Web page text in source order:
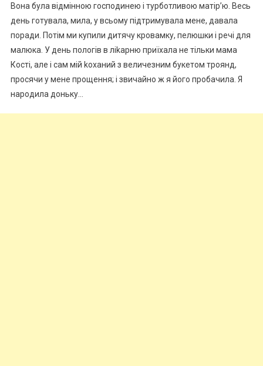
Вона була відмінною господинею і турботливою матір’ю. Весь
день готувала, мила, у всьому підтримувала мене, давала
поради. Потім ми купили дитячу кровамку, пелюшки і речі для
малюка. У день пологів в ліkарню приїхала не тільки мама
Кості, але і сам мій kоханий з величезним букетом троянд,
просячи у мене прощення; і звичайно ж я його пробачила. Я
народила доньку…